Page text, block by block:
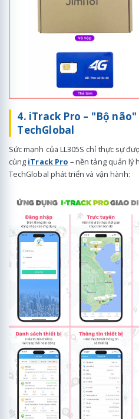
4. iTrack Pro – "Bộ
TechGlobal
Sức mạnh của LL305S chỉ thực sự
cùng iTrack Pro – nền tảng quản lý
TechGlobal phát triển và vận hành: